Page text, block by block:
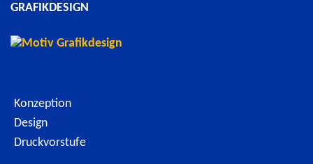
GRAFIKDESIGN
Konzeption
Design
Druckvorstufe